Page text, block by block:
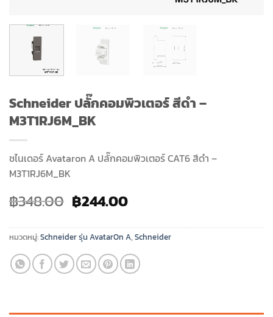
Schneider ปลั๊กคอมพิวเตอร์ สีดำ –
M3T1RJ6M_BK
ชไนเดอร์ Avataron A ปลั๊กคอมพิวเตอร์ CAT6 สีดำ –
M3T1RJ6M_BK
฿348.00 Original
price
was:
฿348.00.
฿244.00Current
is:
฿244.00.
หมวดหมู่:Schneider รุ่น AvatarOn A, Schneider